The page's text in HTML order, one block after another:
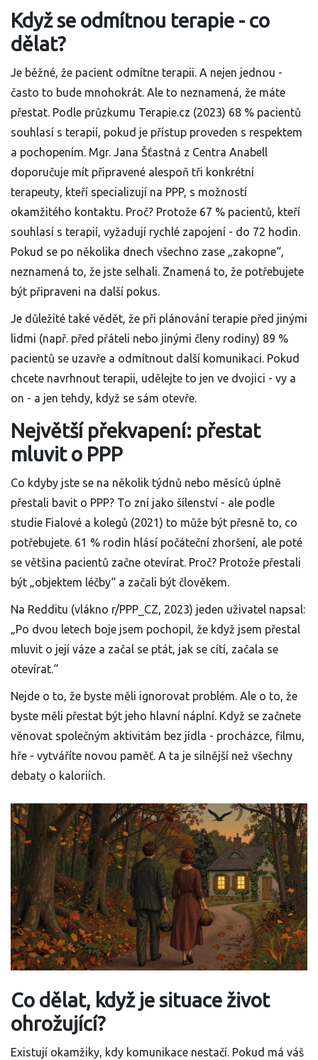
Když se odmítnou terapie - co
dělat?
Je běžné, že pacient odmítne terapii. A nejen jednou -
často to bude mnohokrát. Ale to neznamená, že máte
přestat. Podle průzkumu Terapie.cz (2023) 68 % pacientů
souhlasí s terapií, pokud je přístup proveden s respektem
a pochopením. Mgr. Jana Šťastná z Centra Anabell
doporučuje mít připravené alespoň tři konkrétní
terapeuty, kteří specializují na PPP, s možností
okamžitého kontaktu. Proč? Protože 67 % pacientů, kteří
souhlasí s terapií, vyžadují rychlé zapojení - do 72 hodin.
Pokud se po několika dnech všechno zase „zakopne“,
neznamená to, že jste selhali. Znamená to, že potřebujete
být připraveni na další pokus.
Je důležité také vědět, že při plánování terapie před jinými
lidmi (např. před přáteli nebo jinými členy rodiny) 89 %
pacientů se uzavře a odmítnout další komunikaci. Pokud
chcete navrhnout terapii, udělejte to jen ve dvojici - vy a
on - a jen tehdy, když se sám otevře.
Největší překvapení: přestat
mluvit o PPP
Co kdyby jste se na několik týdnů nebo měsíců úplně
přestali bavit o PPP? To zní jako šílenství - ale podle
studie Fialové a kolegů (2021) to může být přesně to, co
potřebujete. 61 % rodin hlásí počáteční zhoršení, ale poté
se většina pacientů začne otevírat. Proč? Protože přestali
být „objektem léčby“ a začali být člověkem.
Na Redditu (vlákno r/PPP_CZ, 2023) jeden uživatel napsal:
„Po dvou letech boje jsem pochopil, že když jsem přestal
mluvit o její váze a začal se ptát, jak se cítí, začala se
otevírat.“
Nejde o to, že byste měli ignorovat problém. Ale o to, že
byste měli přestat být jeho hlavní náplní. Když se začnete
věnovat společným aktivitám bez jídla - procházce, filmu,
hře - vytváříte novou paměť. A ta je silnější než všechny
debaty o kaloriích.
Co dělat, když je situace život
ohrožující?
Existují okamžiky, kdy komunikace nestačí. Pokud má váš